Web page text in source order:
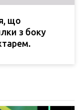
що
з боку